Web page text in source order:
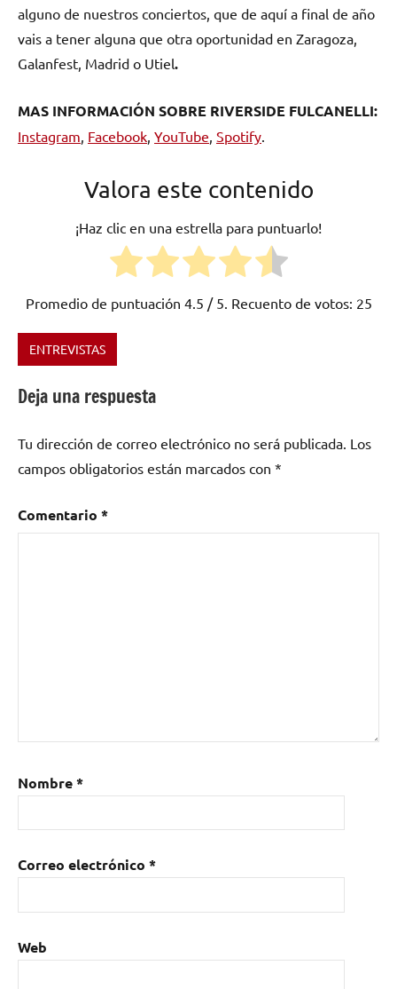
alguno de nuestros conciertos, que de aquí a final de año
vais a tener alguna que otra oportunidad en Zaragoza,
Galanfest, Madrid o Utiel.
MAS INFORMACIÓN SOBRE RIVERSIDE FULCANELLI:
Instagram Facebook YouTube Spotify
Valora este contenido
¡Haz clic en una estrella para puntuarlo!
Promedio de puntuación 4.5 / 5. Recuento de votos: 25
Etiquetado
Barcelona,
de
autor,
rock
ENTREVISTAS
Deja una respuesta
Tu dirección de correo electrónico no será publicada. Los
campos obligatorios están marcados con *
Comentario *
Nombre*
Correo electrónico *
Web